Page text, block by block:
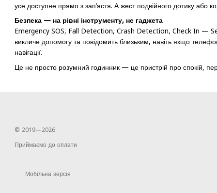
усе доступне прямо з зап’ястя. А жест подвійного дотику або
Безпека — на рівні інструменту, не гаджета
Emergency SOS, Fall Detection, Crash Detection, Check In —
викличе допомогу та повідомить близьким, навіть якщо
навігації.
Це не просто розумний годинник — це пристрій про спокій,
© 2019—2026
Приймаємо до оплати
Мобільна версія